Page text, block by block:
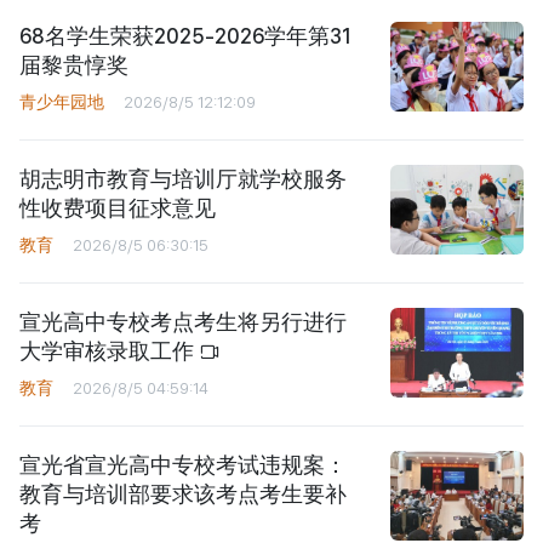
68名学生荣获2025-2026学年第31
届黎贵惇奖
青少年园地 2026/8/5 12:12:09
胡志明市教育与培训厅就学校服务
性收费项目征求意见
教育 2026/8/5 06:30:15
宣光高中专校考点考生将另行进行
大学审核录取工作
教育 2026/8/5 04:59:14
宣光省宣光高中专校考试违规案：
教育与培训部要求该考点考生要补
考